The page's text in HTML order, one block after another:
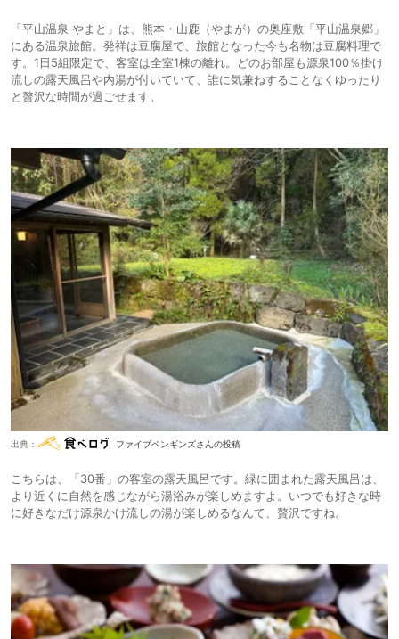
「平山温泉 やまと」は、熊本・山鹿（やまが）の奥座敷「平山温泉郷」
にある温泉旅館。発祥は豆腐屋で、旅館となった今も名物は豆腐料理で
す。1日5組限定で、客室は全室1棟の離れ。どのお部屋も源泉100％掛け
流しの露天風呂や内湯が付いていて、誰に気兼ねすることなくゆったり
と贅沢な時間が過ごせます。
出典： ファイブペンギンズさんの投稿
こちらは、「30番」の客室の露天風呂です。緑に囲まれた露天風呂は、
より近くに自然を感じながら湯浴みが楽しめますよ。いつでも好きな時
に好きなだけ源泉かけ流しの湯が楽しめるなんて、贅沢ですね。